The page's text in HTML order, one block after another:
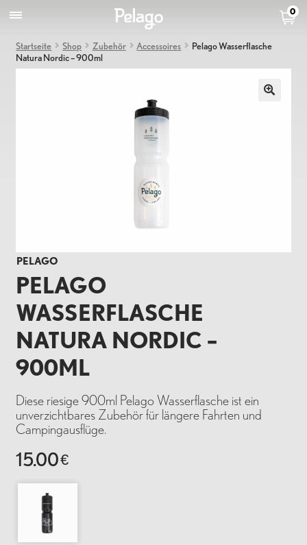
0
Startseite Shop Zubehör Accessoires
Pelago Wasserflasche
Natura Nordic – 900ml
PELAGO
PELAGO
WASSERFLASCHE
NATURA NORDIC –
900ML
Diese riesige 900ml Pelago Wasserflasche ist ein
unverzichtbares Zubehör für längere Fahrten und
Campingausflüge.
15.00€